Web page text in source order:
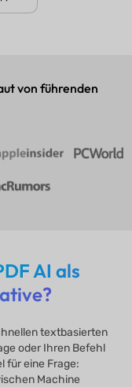
auf
von führenden
AI als
textbasierten
oder Ihren Befehl
für eine Frage:
Machine